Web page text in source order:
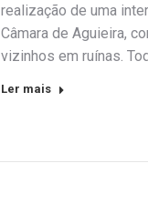
realização de uma
Câmara de Aguieira,
vizinhos em ruínas.
Ler mais